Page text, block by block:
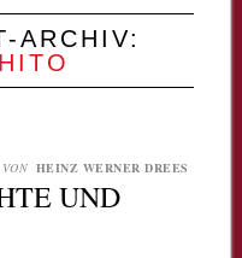
ARCHIV:
VON HEINZ WERNER DREES
UND